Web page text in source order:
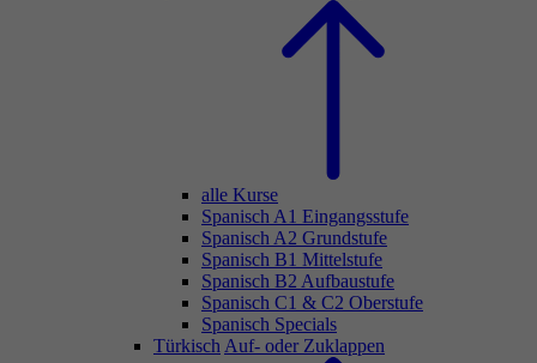
alle Kurse
Spanisch A1 Eingangsstufe
Spanisch A2 Grundstufe
Spanisch B1 Mittelstufe
Spanisch B2 Aufbaustufe
Spanisch C1 & C2 Oberstufe
Spanisch Specials
Türkisch Auf- oder Zuklappen